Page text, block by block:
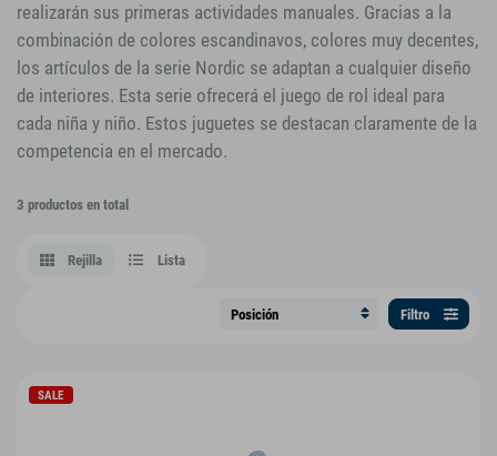
realizarán sus primeras actividades manuales. Gracias a la
combinación de colores escandinavos, colores muy decentes,
los artículos de la serie Nordic se adaptan a cualquier diseño
de interiores. Esta serie ofrecerá el juego de rol ideal para
cada niña y niño. Estos juguetes se destacan claramente de la
competencia en el mercado.
3 productos en total
Rejilla Lista
Filtro
SALE